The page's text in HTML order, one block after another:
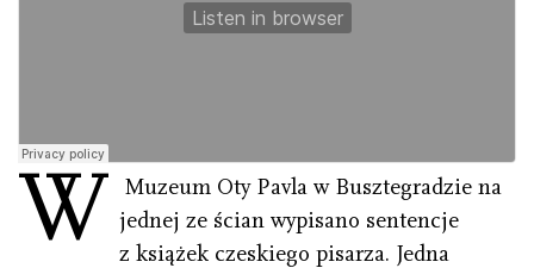
W
Muzeum Oty Pavla w Busztegradzie na
jednej ze ścian wypisano sentencje
z książek czeskiego pisarza. Jedna